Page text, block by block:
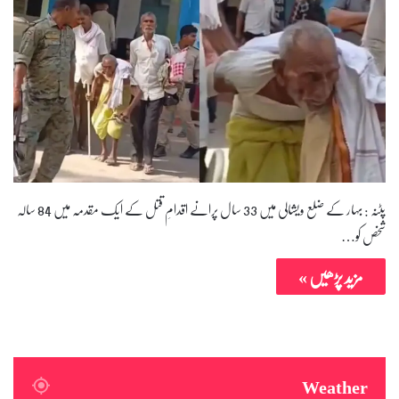
پٹنہ : بہار کے ضلع ویشالی میں 33 سال پرانے اقدامِ قتل کے ایک مقدمہ میں 84 سالہ
شخص کو…
مزید پڑھیں »
Weather